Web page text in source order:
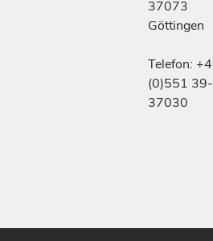
37073
Göttingen
Telefon:
(0)551 39-
37030